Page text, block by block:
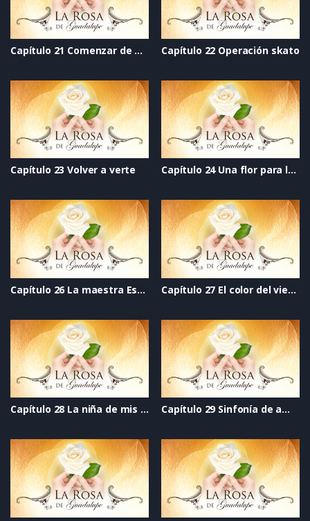
Capítulo 21 Comenzar de nuevo Capítulo 22 Operación skato
Capítulo 23 Volver a verte Capítulo 24 Una flor para la vida
Capítulo 26 La maestra Estelita Capítulo 27 El color del viento
Capítulo 28 La niña de mis ojos Capítulo 29 Sinfonía de amor